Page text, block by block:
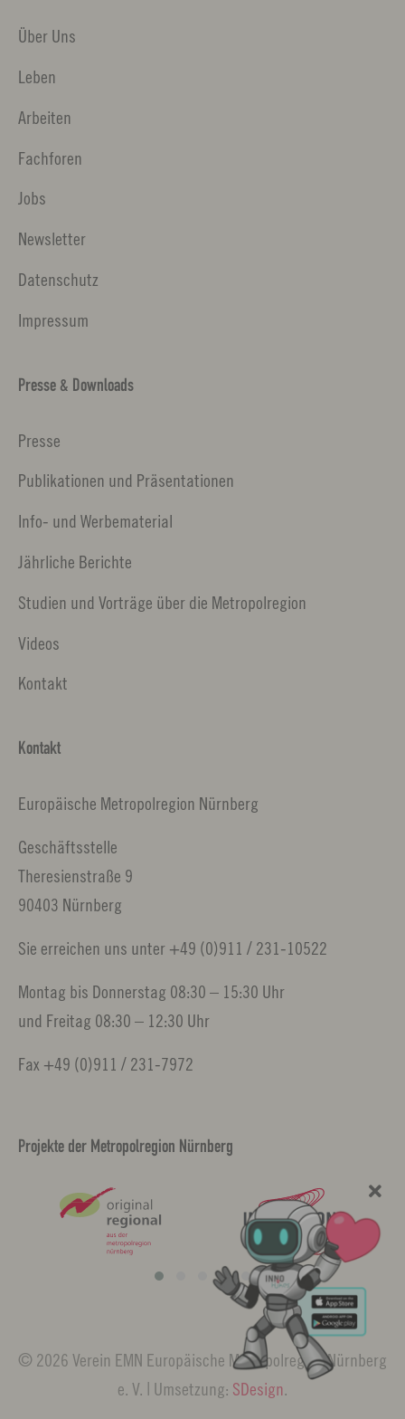
Über Uns
Leben
Arbeiten
Fachforen
Jobs
Newsletter
Datenschutz
Impressum
Presse & Downloads
Presse
Publikationen und Präsentationen
Info- und Werbematerial
Jährliche Berichte
Studien und Vorträge über die Metropolregion
Videos
Kontakt
Kontakt
Europäische Metropolregion Nürnberg
Geschäftsstelle
Theresienstraße 9
90403 Nürnberg
Sie erreichen uns unter +49 (0)911 / 231-10522
Montag bis Donnerstag 08:30 – 15:30 Uhr
und Freitag 08:30 – 12:30 Uhr
Fax +49 (0)911 / 231-7972
Projekte der Metropolregion Nürnberg
© 2026 Verein EMN Europäische Metropolregion Nürnberg
e. V. | Umsetzung: SDesign.